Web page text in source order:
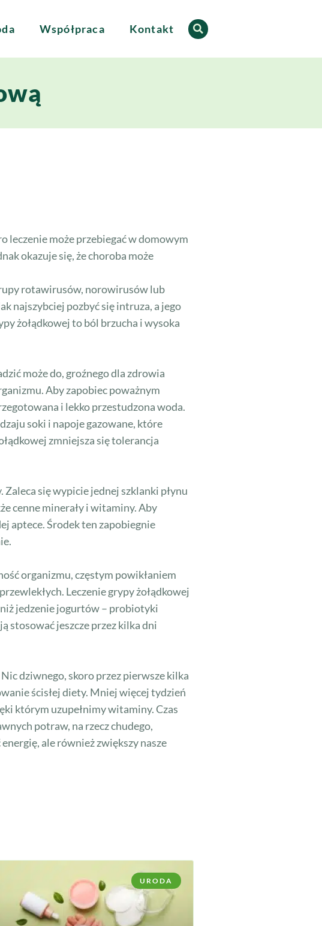
Współpraca Kontakt
leczenie może przebiegać w domowym
okazuje się, że choroba może
rotawirusów, norowirusów lub
najszybciej pozbyć się intruza, a jego
żołądkowej to ból brzucha i wysoka
może do, groźnego dla zdrowia
Aby zapobiec poważnym
i lekko przestudzona woda.
soki i napoje gazowane, które
zmniejsza się tolerancja
się wypicie jednej szklanki płynu
cenne minerały i witaminy. Aby
aptece. Środek ten zapobiegnie
organizmu, częstym powikłaniem
Leczenie grypy żołądkowej
jedzenie jogurtów – probiotyki
stosować jeszcze przez kilka dni
dziwnego, skoro przez pierwsze kilka
ścisłej diety. Mniej więcej tydzień
którym uzupełnimy witaminy. Czas
potraw, na rzecz chudego,
ale również zwiększy nasze
URODA